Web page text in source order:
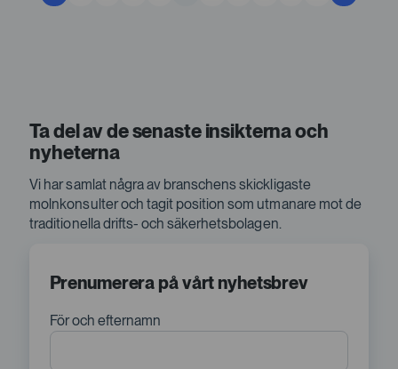
Ta del av de senaste insikterna och
nyheterna
Vi har samlat några av branschens skickligaste
molnkonsulter och tagit position som utmanare mot de
traditionella drifts- och säkerhetsbolagen.
Prenumerera på vårt nyhetsbrev
För och efternamn